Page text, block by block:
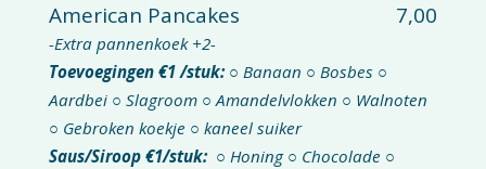
American Pancakes 7,00
-Extra pannenkoek +2-
Toevoegingen €1 /stuk:○ Banaan ○ Bosbes ○
Aardbei ○ Slagroom ○ Amandelvlokken ○ Walnoten
○ Gebroken koekje ○ kaneel suiker
Saus/Siroop €1/stuk:○ Honing ○ Chocolade ○